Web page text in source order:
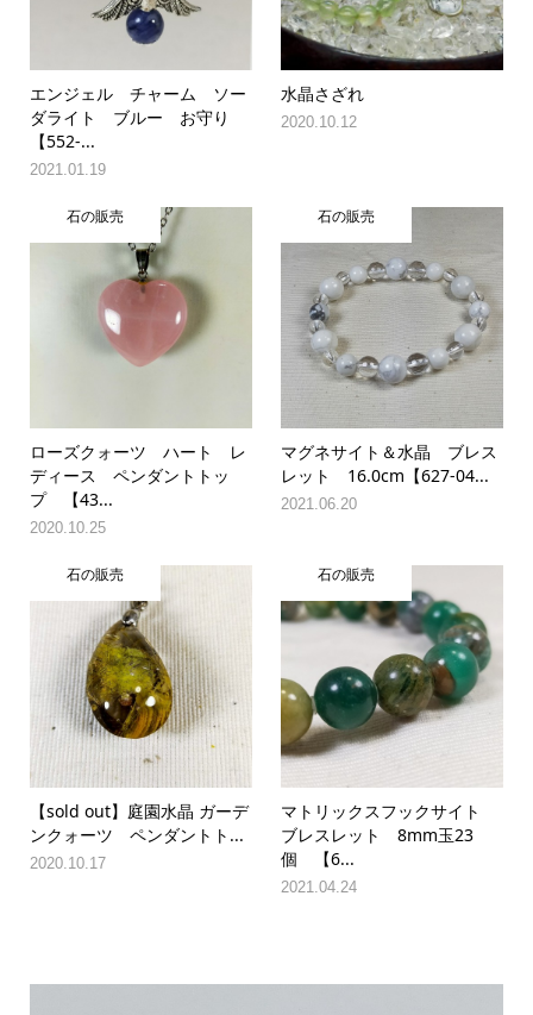
エンジェル チャーム ソー
ダライト ブルー お守り
【552-...
2021.01.19
水晶さざれ
2020.10.12
石の販売
ローズクォーツ ハート レ
ディース ペンダントトッ
プ 【43...
2020.10.25
石の販売
マグネサイト＆水晶 ブレス
レット 16.0cm【627-04...
2021.06.20
石の販売
【sold out】庭園水晶 ガーデ
ンクォーツ ペンダントト...
2020.10.17
石の販売
マトリックスフックサイト
ブレスレット 8mm玉23
個 【6...
2021.04.24